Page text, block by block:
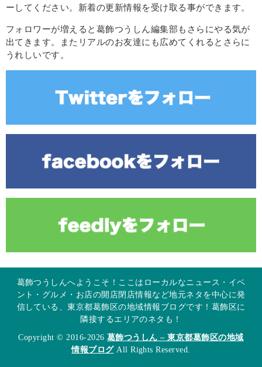
ーしてください。新着の更新情報を受け取る事ができます。
フォロワーが増えると葛飾つうしん編集部もさらにやる気が
出てきます。またリアルのお友達にも広めてくれるとさらに
うれしいです。
葛飾つうしんへようこそ！ここはローカルなニュース・イベ
ント・グルメ・お店の開店閉店情報など地元ネタを中心に発
信している、東京都葛飾区の地域情報ブログです！葛飾区に
隣接するエリアのネタも！
Copyright © 2016-2026 葛飾つうしん – 東京都葛飾区の地域
情報ブログAll Rights Reserved.